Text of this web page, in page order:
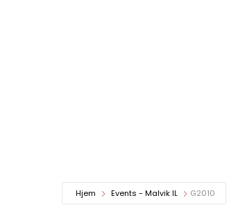
Hjem Events - Malvik IL G2010